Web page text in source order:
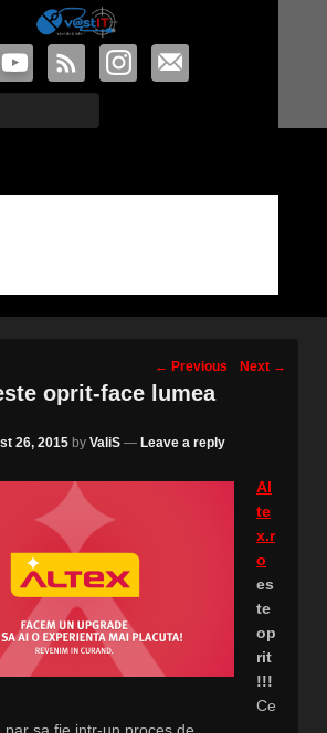
Post
navigation
← Previous Next →
oprit-face lumea
26, 2015 by ValiS — Leave a reply
Al
te
x.r
o
es
te
op
rit
!!!
Ce